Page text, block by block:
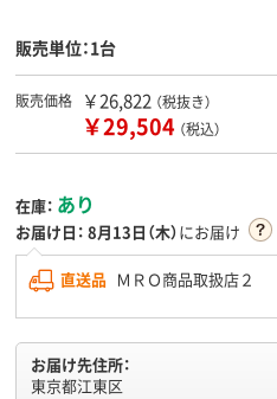
販売単位：1台
販売価格 ￥26,822 （税抜き）
￥29,504 （税込）
在庫： あり
お届け日： 8月13日（木）にお届け
直送品 ＭＲＯ商品取扱店２
お届け先住所：
東京都江東区